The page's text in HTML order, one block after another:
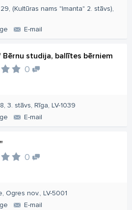
(Kultūras nams "Imanta" 2. stāvs),
E-mail
Bērnu studija, ballītes bērniem
0
3. stāvs, Rīga, LV-1039
E-mail
0
Ogres nov., LV-5001
E-mail